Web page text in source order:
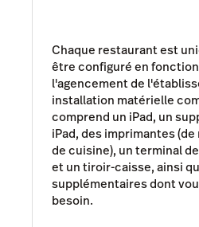
Chaque restaurant est
être configuré en
l'agencement de
installation matérielle
comprend un iPad, un
iPad, des imprimantes
de cuisine), un terminal
et un tiroir-caisse, ainsi
supplémentaires dont
besoin.